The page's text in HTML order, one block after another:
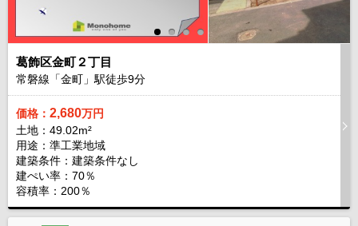
葛飾区金町２丁目
常磐線「金町」駅徒歩9分
価格： 2,680万円
土地：49.02m²
用途：準工業地域
建築条件： 建築条件なし
建ぺい率：70％
容積率：200％